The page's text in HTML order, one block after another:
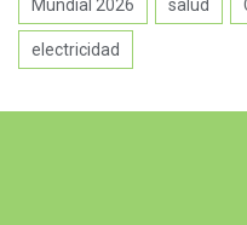
Mundial 2026 salud
electricidad